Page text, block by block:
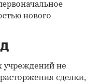
нового
учреждений не
сделки,